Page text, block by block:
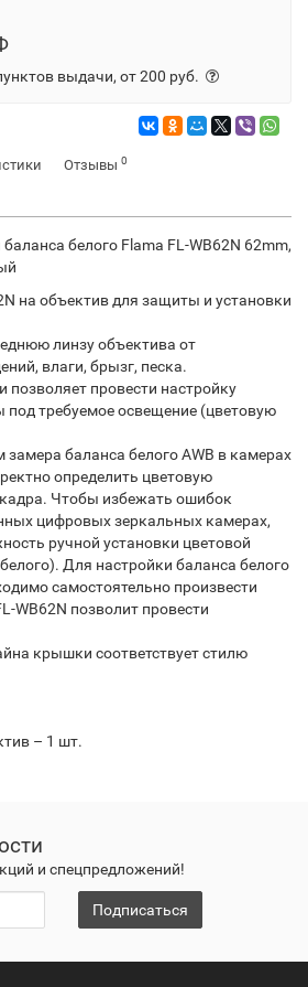
выдачи, от 200 руб.
Отзывы 0
белого Flama FL-WB62N 62mm,
на объектив для защиты и установки
линзу объектива от
влаги, брызг, песка.
провести настройку
под требуемое освещение (цветовую
баланса белого AWB в камерах
определить цветовую
Чтобы избежать ошибок
цифровых зеркальных камерах,
ручной установки цветовой
Для настройки баланса белого
самостоятельно произвести
WB62N позволит провести
крышки соответствует стилю
– 1 шт.
и спецпредложений!
Подписаться